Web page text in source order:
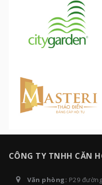
CÔNG TY TNHH CĂN
Văn phòng: P29